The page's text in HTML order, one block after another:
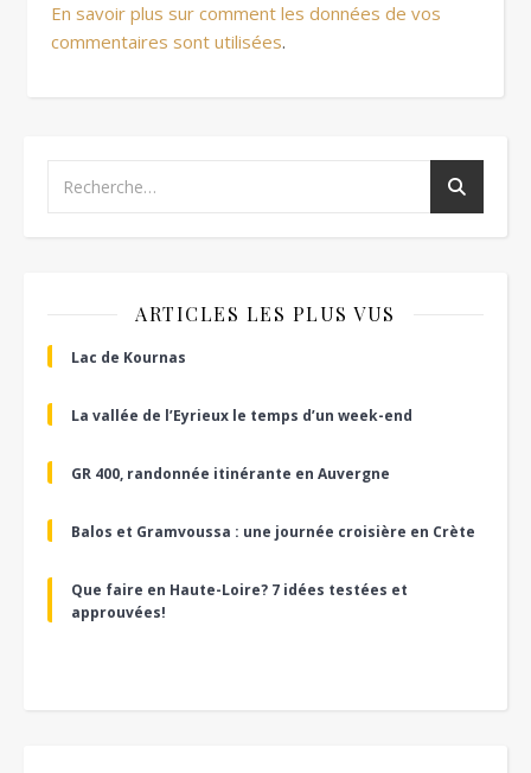
En savoir plus sur comment les données de vos
commentaires sont utilisées.
ARTICLES LES PLUS VUS
Lac de Kournas
La vallée de l’Eyrieux le temps d’un week-end
GR 400, randonnée itinérante en Auvergne
Balos et Gramvoussa : une journée croisière en Crète
Que faire en Haute-Loire? 7 idées testées et
approuvées!